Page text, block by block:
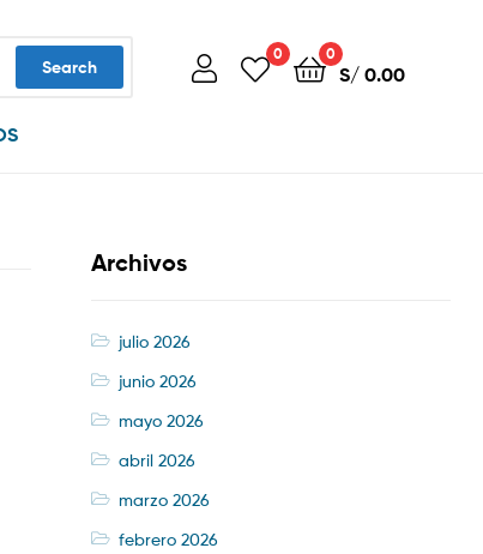
Search
0 0
S/0.00
Archivos
julio 2026
junio 2026
mayo 2026
abril 2026
marzo 2026
febrero 2026